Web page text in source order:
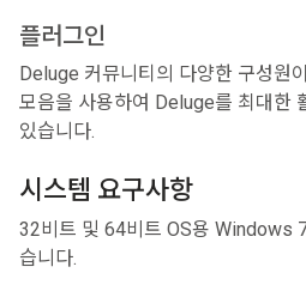
플러그인
Deluge 커뮤니티의 다양한 구성원
모음을 사용하여 Deluge를 최대한
있습니다.
시스템 요구사항
32비트 및 64비트 OS용 Windows
습니다.